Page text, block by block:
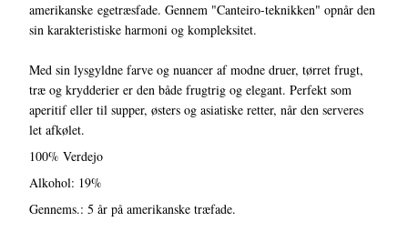
amerikanske egetræsfade. Gennem "Canteiro-teknikken" opnår den
sin karakteristiske harmoni og kompleksitet.
Med sin lysgyldne farve og nuancer af modne druer, tørret frugt,
træ og krydderier er den både frugtrig og elegant. Perfekt som
aperitif eller til supper, østers og asiatiske retter, når den serveres
let afkølet.
100% Verdejo
Alkohol: 19%
Gennems.: 5 år på amerikanske træfade.